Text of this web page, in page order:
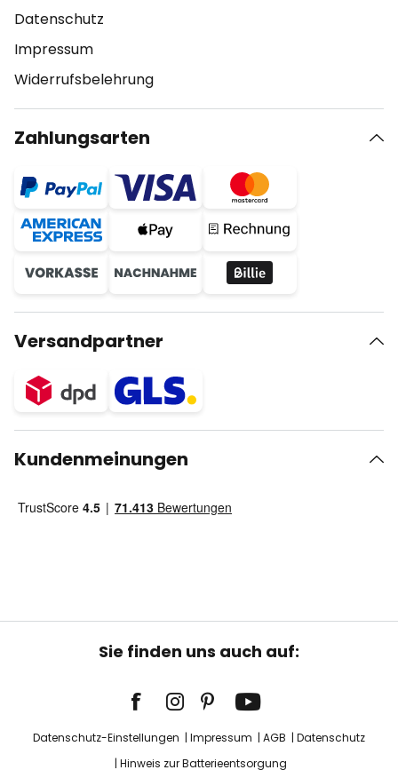
Datenschutz
Impressum
Widerrufsbelehrung
Zahlungsarten
Versandpartner
Kundenmeinungen
Sie finden uns auch auf:
Datenschutz-Einstellungen Impressum AGB
Datenschutz
Hinweis zur Batterieentsorgung